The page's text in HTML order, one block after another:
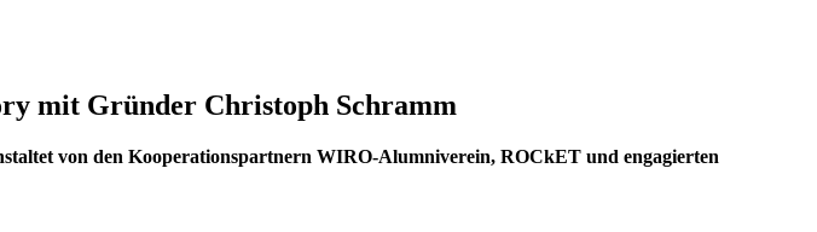
mit Gründer Christoph Schramm
von den Kooperationspartnern WIRO-Alumniverein, ROCkET und engagierten